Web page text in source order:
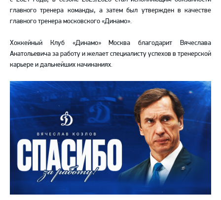
главного тренера команды, а затем был утвержден в качестве
главного тренера московского «Динамо».
Хоккейный Клуб «Динамо» Москва благодарит Вячеслава
Анатольевича за работу и желает специалисту успехов в тренерской
карьере и дальнейших начинаниях.